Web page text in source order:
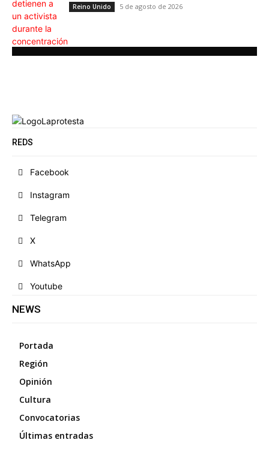
Reino Unido 5 de agosto de 2026
REDS
Facebook
Instagram
Telegram
X
WhatsApp
Youtube
NEWS
Portada
Región
Opinión
Cultura
Convocatorias
Últimas entradas